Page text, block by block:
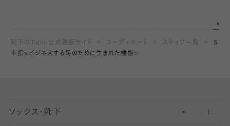
靴下のTabio公式通販サイト コーディネート スタッフ一覧
５
本指×ビジネスする足のために生まれた機能✨
ソックス・靴下